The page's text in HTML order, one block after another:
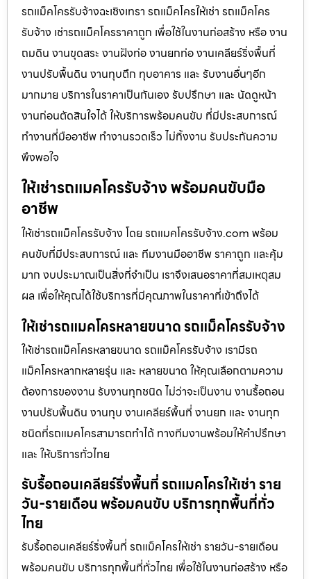
รถแม็คโครรับจ้างฉะเชิงเทรา รถแม็คโครให้เช่า รถแม็คโคร
รับจ้าง เช่ารถแม็คโครราคาถูก เพื่อใช้ในงานก่อสร้าง หรือ งาน
ถมดิน งานขุดสระ งานฝังท่อ งานยกท่อ งานเคลียร์ริ่งพื้นที่
งานปรับพื้นดิน งานทุบตึก ทุบอาคาร และ รับงานอื่นๆอีก
มากมาย บริการในราคาเป็นกันเอง รับปรึกษา และ นัดดูหน้า
งานก่อนตัดสินใจได้ ให้บริการพร้อมคนขับ ที่มีประสบการณ์
ทำงานที่มืออาชีพ ทำงานรวดเร็ว ไม่ทิ้งงาน รับประกันความ
พึงพอใจ
ให้เช่ารถแมคโครรับจ้าง พร้อมคนขับมือ
อาชีพ
ให้เช่ารถแม็คโครรับจ้าง โดย รถแมคโครรับจ้าง.com พร้อม
คนขับที่มีประสบการณ์ และ ทีมงานมืออาชีพ ราคาถูก และคุ้ม
มาก งบประมาณเป็นสิ่งที่จำเป็น เราจึงเสนอราคาที่สมเหตุสม
ผล เพื่อให้คุณได้ใช้บริการที่มีคุณภาพในราคาที่เข้าถึงได้
ให้เช่ารถแมคโครหลายขนาด รถแม็คโครรับจ้าง
ให้เช่ารถแม็คโครหลายขนาด รถแม็คโครรับจ้าง เรามีรถ
แม็คโครหลากหลายรุ่น และ หลายขนาด ให้คุณเลือกตามความ
ต้องการของงาน รับงานทุกชนิด ไม่ว่าจะเป็นงาน งานรื้อถอน
งานปรับพื้นดิน งานทุบ งานเคลียร์พื้นที่ งานยก และ งานทุก
ชนิดที่รถแมคโครสามารถทำได้ ทางทีมงานพร้อมให้คำปรึกษา
และ ให้บริการทั่วไทย
รับรื้อถอนเคลียร์ริ่งพื้นที่ รถแมคโครให้เช่า ราย
วัน-รายเดือน พร้อมคนขับ บริการทุกพื้นที่ทั่ว
ไทย
รับรื้อถอนเคลียร์ริ่งพื้นที่ รถแม็คโครให้เช่า รายวัน-รายเดือน
พร้อมคนขับ บริการทุกพื้นที่ทั่วไทย เพื่อใช้ในงานก่อสร้าง หรือ